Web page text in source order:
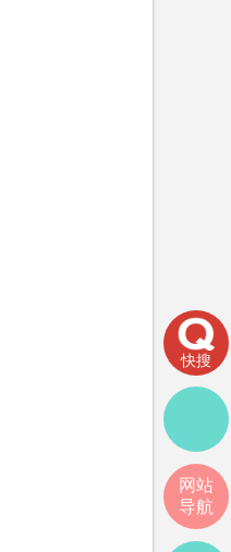
快搜
网站
导航